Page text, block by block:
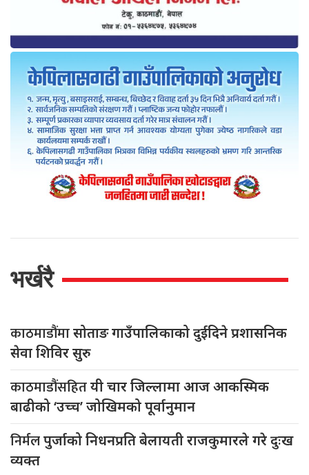
भर्खरै
काठमाडौंमासोताङ गाउँपालिकाको दुईदिने प्रशासनिक
सेवा शिविर सुरु
काठमाडौंसहितयी चार जिल्लामा आज आकस्मिक
बाढीको ‘उच्च’ जोखिमको पूर्वानुमान
निर्मलपुर्जाको निधनप्रति बेलायती राजकुमारले गरे दुःख
व्यक्त